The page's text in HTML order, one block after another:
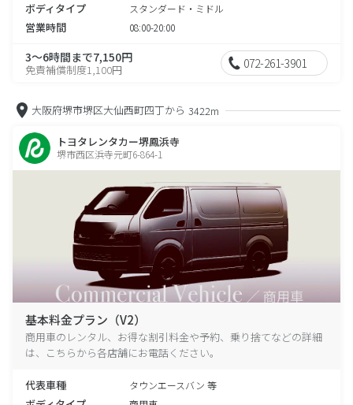
ボディタイプ スタンダード・ミドル
営業時間 08:00-20:00
3～6時間まで7,150円
免責補償制度1,100円 072-261-3901
大阪府堺市堺区大仙西町四丁から 3422m
トヨタレンタカー堺鳳浜寺
堺市西区浜寺元町6-864-1
基本料金プラン（V2）
商用車のレンタル、お得な割引料金や予約、乗り捨てなどの詳細
は、こちらから各店舗にお電話ください。
代表車種 タウンエースバン 等